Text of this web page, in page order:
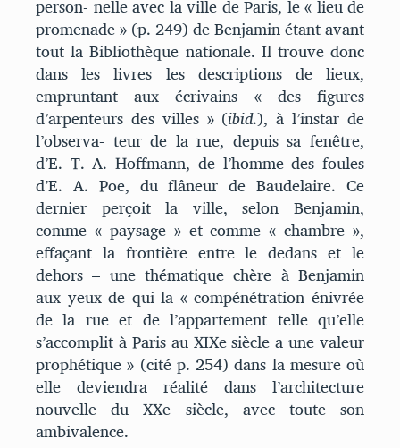
person- nelle avec la ville de Paris, le « lieu de
promenade » (p. 249) de Benjamin étant avant
tout la Bibliothèque nationale. Il trouve donc
dans les livres les descriptions de lieux,
empruntant aux écrivains « des figures
d’arpenteurs des villes » (ibid.), à l’instar de
l’observa- teur de la rue, depuis sa fenêtre,
d’E. T. A. Hoffmann, de l’homme des foules
d’E. A. Poe, du flâneur de Baudelaire. Ce
dernier perçoit la ville, selon Benjamin,
comme « paysage » et comme « chambre »,
effaçant la frontière entre le dedans et le
dehors – une thématique chère à Benjamin
aux yeux de qui la « compénétration énivrée
de la rue et de l’appartement telle qu’elle
s’accomplit à Paris au XIXe siècle a une valeur
prophétique » (cité p. 254) dans la mesure où
elle deviendra réalité dans l’architecture
nouvelle du XXe siècle, avec toute son
ambivalence.